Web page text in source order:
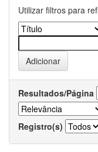
Utilizar filtros para
Resultados/Página
Registro(s)